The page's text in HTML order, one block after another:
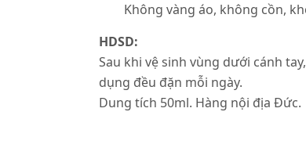
Không vàng áo, không cồn,
HDSD:
Sau khi vệ sinh vùng dưới cánh
dụng đều đặn mỗi ngày.
Dung tích 50ml. Hàng nội địa Đức.